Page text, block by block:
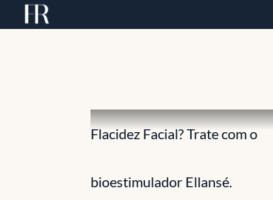
to
Flacidez Facial? Trate com o
bioestimulador Ellansé.